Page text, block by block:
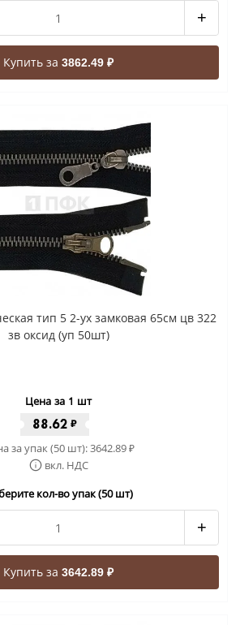
+
Купить за 3862.49 ₽
тип 5 2-ух замковая 65см цв 322
зв оксид (уп 50шт)
Цена за 1 шт
88.62 ₽
за упак (50 шт):3642.89₽
вкл. НДС
кол-во упак (50 шт)
+
Купить за 3642.89 ₽